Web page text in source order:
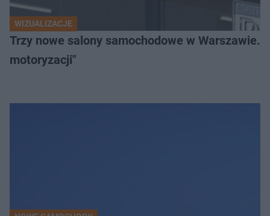
WIZUALIZACJE
Trzy nowe salony samochodowe w
motoryzacji"